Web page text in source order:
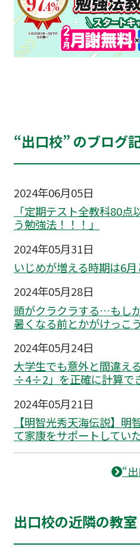
“出口校” のブログ
2024年06月05日
「定期テスト全教科80
う勉強法！！！」
2024年05月31日
いじめが増える時期は6
2024年05月28日
頭がクラクラする…もし
暑くなる前とかがけっこ
2024年05月24日
大学生でも意外と間違え
÷4÷2」を正確に計算で
2024年05月21日
【明智光秀天海伝説】
て家康をサポートしてい
“
出口校の近隣の教室